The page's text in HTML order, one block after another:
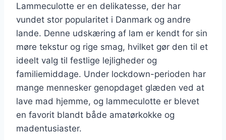
Lammeculotte er en delikatesse, der har
vundet stor popularitet i Danmark og andre
lande. Denne udskæring af lam er kendt for sin
møre tekstur og rige smag, hvilket gør den til et
ideelt valg til festlige lejligheder og
familiemiddage. Under lockdown-perioden har
mange mennesker genopdaget glæden ved at
lave mad hjemme, og lammeculotte er blevet
en favorit blandt både amatørkokke og
madentusiaster.